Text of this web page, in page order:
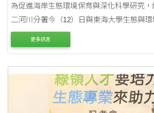
為促進海岸生態環境保育與深化科學研究
二河川分署今（12）日與東海大學生態與
《苗栗縣房裡海堤周邊環境合作意向書》，
陸蟹生態研究、棲地營造與海岸地形變遷監
更多訊息